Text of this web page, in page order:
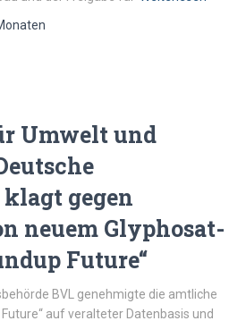
Umwelt und
gegen
neuem Glyphosat-
Future“
BVL genehmigte die amtliche
auf veralteter Datenbasis und